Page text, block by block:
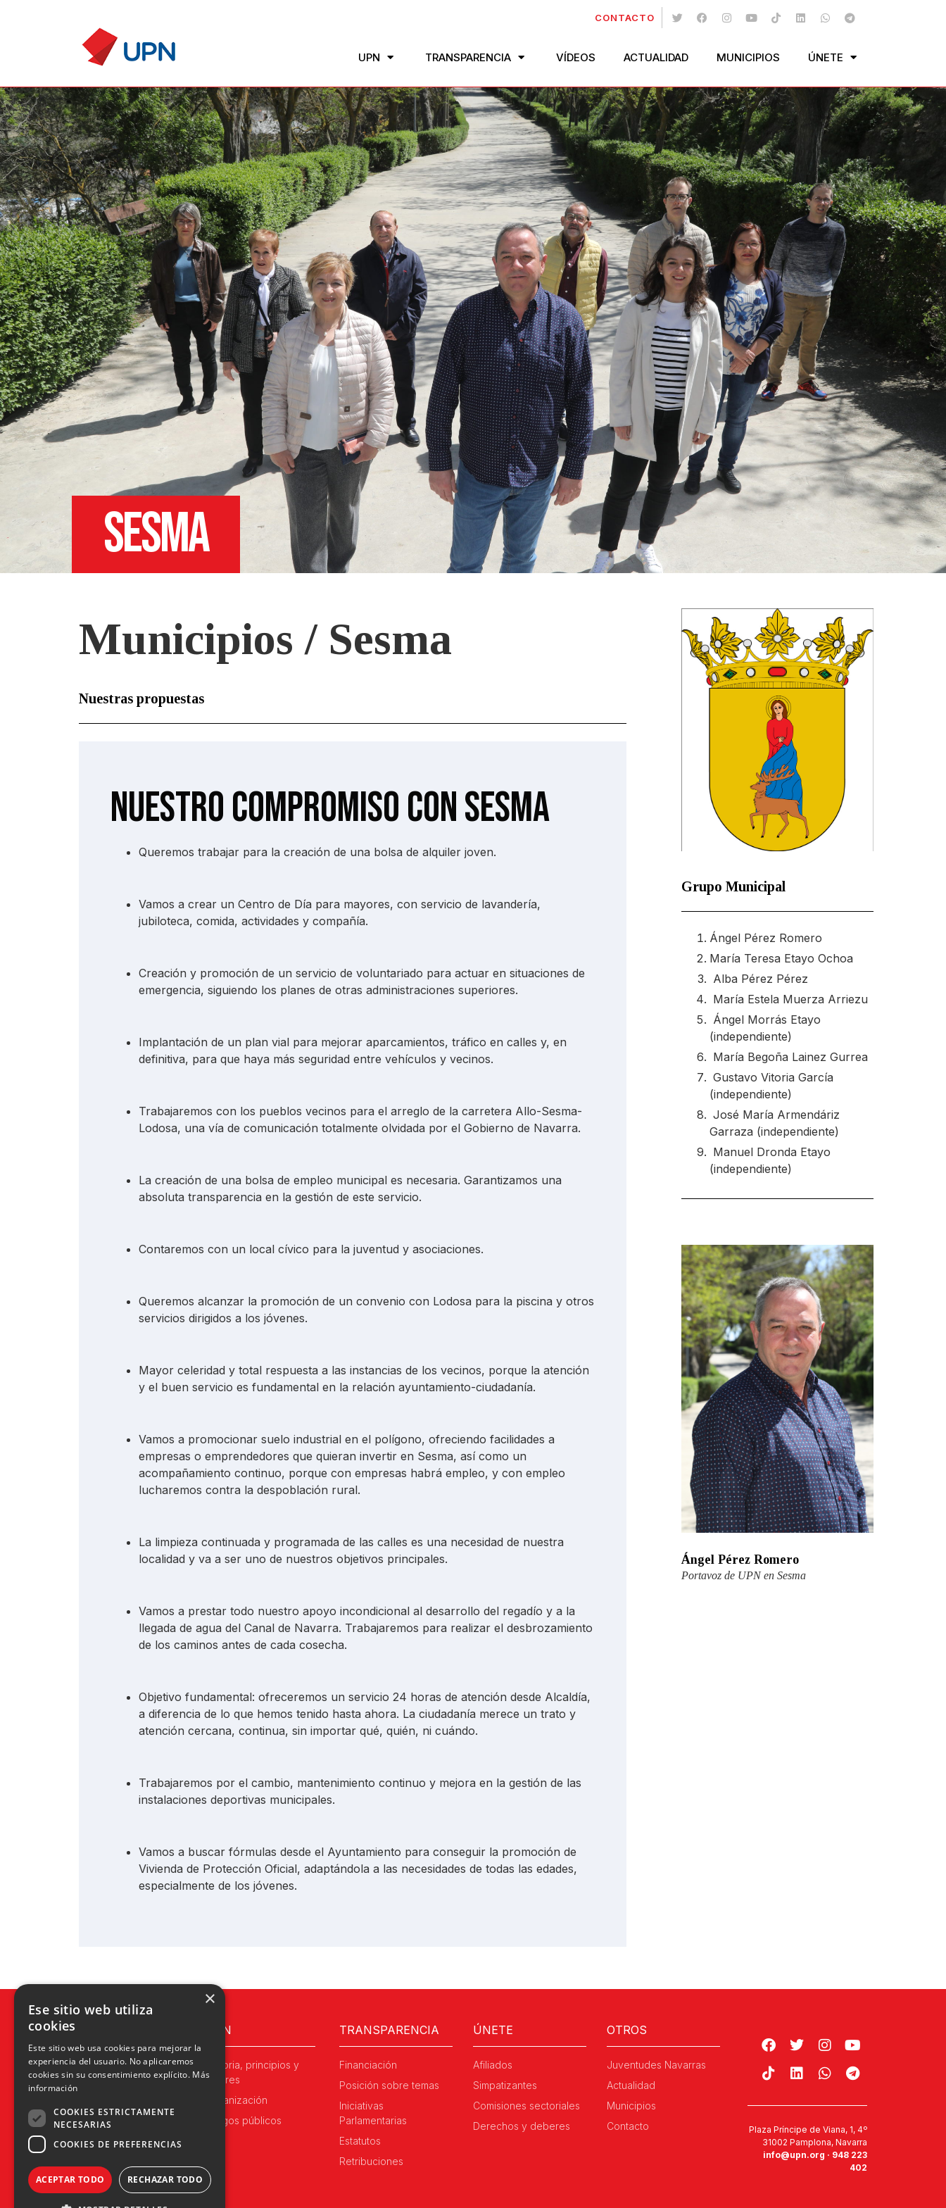
CONTACTO
UPN TRANSPARENCIA VÍDEOS ACTUALIDAD MUNICIPIOS ÚNETE
SESMA
Municipios / Sesma
Nuestras propuestas
Nuestro compromiso con Sesma
Queremos trabajar para la creación de una bolsa de alquiler joven.
Vamos a crear un Centro de Día para mayores, con servicio de lavandería,
jubiloteca, comida, actividades y compañía.
Creación y promoción de un servicio de voluntariado para actuar en situaciones de
emergencia, siguiendo los planes de otras administraciones superiores.
Implantación de un plan vial para mejorar aparcamientos, tráfico en calles y, en
definitiva, para que haya más seguridad entre vehículos y vecinos.
Trabajaremos con los pueblos vecinos para el arreglo de la carretera Allo-Sesma-
Lodosa, una vía de comunicación totalmente olvidada por el Gobierno de Navarra.
La creación de una bolsa de empleo municipal es necesaria. Garantizamos una
absoluta transparencia en la gestión de este servicio.
Contaremos con un local cívico para la juventud y asociaciones.
Queremos alcanzar la promoción de un convenio con Lodosa para la piscina y otros
servicios dirigidos a los jóvenes.
Mayor celeridad y total respuesta a las instancias de los vecinos, porque la atención
y el buen servicio es fundamental en la relación ayuntamiento-ciudadanía.
Vamos a promocionar suelo industrial en el polígono, ofreciendo facilidades a
empresas o emprendedores que quieran invertir en Sesma, así como un
acompañamiento continuo, porque con empresas habrá empleo, y con empleo
lucharemos contra la despoblación rural.
La limpieza continuada y programada de las calles es una necesidad de nuestra
localidad y va a ser uno de nuestros objetivos principales.
Vamos a prestar todo nuestro apoyo incondicional al desarrollo del regadío y a la
llegada de agua del Canal de Navarra. Trabajaremos para realizar el desbrozamiento
de los caminos antes de cada cosecha.
Objetivo fundamental: ofreceremos un servicio 24 horas de atención desde Alcaldía,
a diferencia de lo que hemos tenido hasta ahora. La ciudadanía merece un trato y
atención cercana, continua, sin importar qué, quién, ni cuándo.
Trabajaremos por el cambio, mantenimiento continuo y mejora en la gestión de las
instalaciones deportivas municipales.
Vamos a buscar fórmulas desde el Ayuntamiento para conseguir la promoción de
Vivienda de Protección Oficial, adaptándola a las necesidades de todas las edades,
especialmente de los jóvenes.
Grupo Municipal
Ángel Pérez Romero
María Teresa Etayo Ochoa
Alba Pérez Pérez
María Estela Muerza Arriezu
Ángel Morrás Etayo
(independiente)
María Begoña Lainez Gurrea
Gustavo Vitoria García
(independiente)
José María Armendáriz
Garraza (independiente)
Manuel Dronda Etayo
(independiente)
Ángel Pérez Romero
Portavoz de UPN en Sesma
UPN
Historia, principios y
valores
Organización
Cargos públicos
TRANSPARENCIA
Financiación
Posición sobre temas
Iniciativas
Parlamentarias
Estatutos
Retribuciones
ÚNETE
Afiliados
Simpatizantes
Comisiones sectoriales
Derechos y deberes
OTROS
Juventudes Navarras
Actualidad
Municipios
Contacto
Plaza Príncipe de Viana, 1, 4º
31002 Pamplona, Navarra
info@upn.org · 948 223
402
×
Ese sitio web utiliza
cookies
Este sitio web usa cookies para mejorar la
experiencia del usuario. No aplicaremos
cookies sin su consentimiento explícito. Más
información
COOKIES ESTRICTAMENTE
NECESARIAS
COOKIES DE PREFERENCIAS
ACEPTAR TODO RECHAZAR TODO